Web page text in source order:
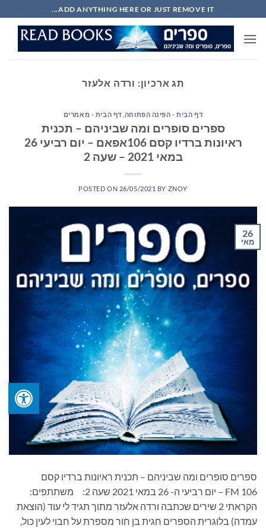
to
content
ADD ANYTHING HERE OR JUST REMOVE IT...
תג ארכיון: ורדה אלעזר
דף הבית - הפינה הפתוחה דף הבית - מאמרים
ספרים סופרים ומה שביניהם – תכנית
ראיונות ברדיו קסם 106אפאם – יום רביעי 26
במאי 2021 – שעה 2
POSTED ON 26/05/2021 BY ZNOY
26
מאי
ספרים סופרים ומה שביניהם – תכנית ראיונות ברדיו קסם
106 FM – יום רביעי ה- 26 במאי 2021 שעה 2: משתתפים:
הקראתי 2 שירים שכתבה ורדה אלעזר מתוך תגיד לי עוד (הוצאת
עמדה) בלוגרית הספרים חגית בן חור מספרת על חבוי לעין כול,